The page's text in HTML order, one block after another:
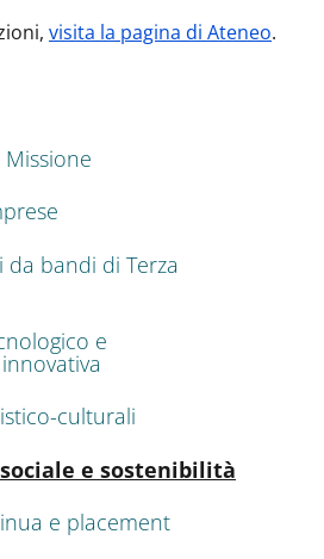
visita la pagina di Ateneo.
NAVIGATION
Missione
bandi di Terza
e
culturali
e sostenibilità
e placement